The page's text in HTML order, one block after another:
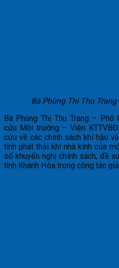
Bà Phùng Thị Thu
Bà Phùng Thị Thu Trang – Phó
cứu Môi trường – Viện
cứu về các chính sách khí hậu
tính phát thải khí nhà kính của
số khuyến nghị chính sách, đề
tỉnh Khánh Hòa trong công tác